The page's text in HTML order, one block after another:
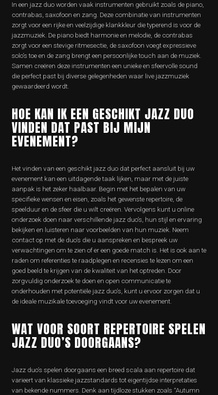
In een jazz duo worden vaak instrumenten gebruikt zoals de piano,
contrabas, saxofoon en zang. Deze combinatie van instrumenten
zorgt voor een rijke en veelzijdige klankkleur die typerend is voor de
jazzmuziek. De piano biedt harmonie en melodie, de contrabas
zorgt voor een stevige ritmesectie, de saxofoon voegt expressieve
solo’s toe en de zang brengt een persoonlijke touch aan de muziek.
Samen creëren deze instrumenten een unieke en sfeervolle sound
die perfect past bij diverse gelegenheden waar live jazzmuziek
gewaardeerd wordt.
HOE KAN IK EEN GESCHIKT JAZZ DUO
VINDEN DAT PAST BIJ MIJN
EVENEMENT?
Het vinden van een geschikt jazz duo dat perfect aansluit bij uw
evenement kan een uitdagende taak lijken, maar met de juiste
aanpak is het zeker haalbaar. Begin met het bepalen van uw
specifieke wensen en eisen, zoals het gewenste repertoire, de
speelduur en de sfeer die u wilt creëren. Vervolgens kunt u online
onderzoek doen naar verschillende jazz duo’s, hun stijl en ervaring
bekijken en luisteren naar voorbeelden van hun muziek. Neem
contact op met de duo’s die u aanspreken en bespreek uw
verwachtingen om te zien of er een goede match is. Het is ook aan te
raden om referenties te raadplegen en recensies te lezen om een
goed beeld te krijgen van de kwaliteit van het optreden. Door
zorgvuldig onderzoek te doen en open communicatie te
onderhouden met potentiële jazz duo’s, kunt u ervoor zorgen dat u
de ideale muzikale toevoeging vindt voor uw evenement.
WAT VOOR SOORT REPERTOIRE SPELEN
JAZZ DUO’S DOORGAANS?
Jazz duo’s spelen doorgaans een breed scala aan repertoire dat
varieert van klassieke jazzstandards tot eigentijdse interpretaties
van bekende nummers. Denk aan tijdloze stukken zoals “Autumn